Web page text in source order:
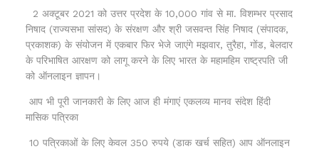
2 अक्टूबर 2021 को उत्तर प्रदेश के 10,000 गांव से मा. विशम्भर प्रसाद
निषाद (राज्यसभा सांसद) के संरक्षण और श्री जसवन्त सिंह निषाद (संपादक,
प्रकाशक) के संयोजन में एकबार फिर भेजे जाएंगे मझवार, तुरैहा, गोंड, बेलदार
के परिभाषित आरक्षण को लागू करने के लिए भारत के महामहिम राष्ट्रपति जी
को ऑनलाइन ज्ञापन।
आप भी पूरी जानकारी के लिए आज ही मंगाएं एकलव्य मानव संदेश हिंदी
मासिक पत्रिका
10 पत्रिकाओं के लिए केवल 350 रुपये (डाक खर्च सहित) आप ऑनलाइन